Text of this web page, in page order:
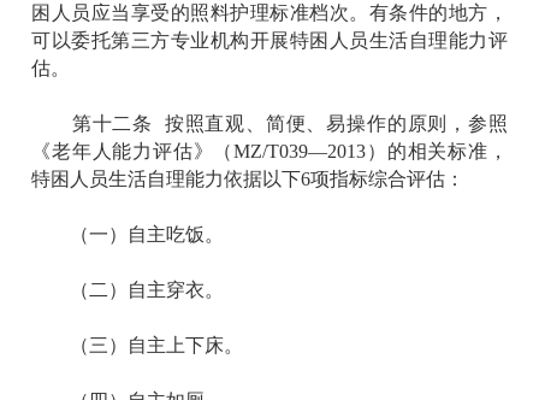
困人员应当享受的照料护理标准档次。有条件的地方，
可以委托第三方专业机构开展特困人员生活自理能力评
估。
第十二条 按照直观、简便、易操作的原则，参照
《老年人能力评估》（MZ/T039—2013）的相关标准，
特困人员生活自理能力依据以下6项指标综合评估：
（一）自主吃饭。
（二）自主穿衣。
（三）自主上下床。